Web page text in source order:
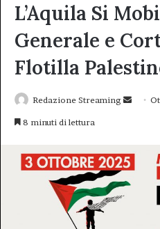
L’Aquila Si
Generale e
Flotilla
Redazione Streaming
Invia
8 minuti di lettura